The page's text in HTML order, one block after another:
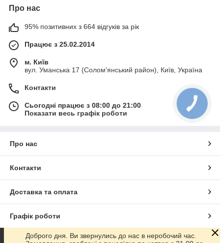
Про нас
95% позитивних з 664 відгуків за рік
Працює з 25.02.2014
м. Київ
вул. Уманська 17 (Солом'янський район), Київ, Україна
Контакти
Сьогодні працює з 08:00 до 21:00
Показати весь графік роботи
Про нас
Контакти
Доставка та оплата
Графік роботи
Повна версія сайту
Доброго дня. Ви звернулись до нас в неробочий час.